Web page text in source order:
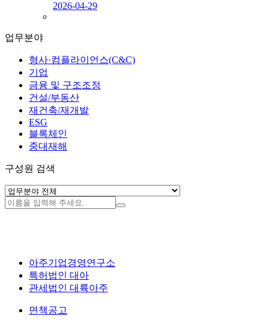
2026-04-29
업무분야
형사·컴플라이언스(C&C)
기업
금융 및 구조조정
건설/부동산
재건축/재개발
ESG
블록체인
중대재해
구성원 검색
아주기업경영연구소
특허법인 대아
관세법인 대륙아주
면책공고